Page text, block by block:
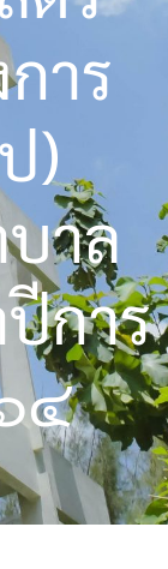
าร
)
าล
การ
๔